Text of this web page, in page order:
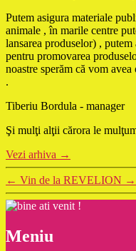
Putem asigura materiale
animale , în marile centre
lansarea produselor) ,
pentru promovarea
noastre sperăm că vom
.
Tiberiu Bordula - manager
Şi mulţi alţii cărora le
Vezi arhiva →
← Vin de la REVELION →
Meniu